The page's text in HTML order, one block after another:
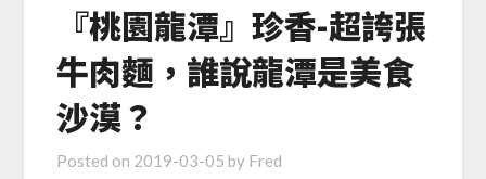
『桃園龍潭』珍香-超誇張
牛肉麵，誰說龍潭是美食
沙漠？
Posted on 2019-03-05 by Fred